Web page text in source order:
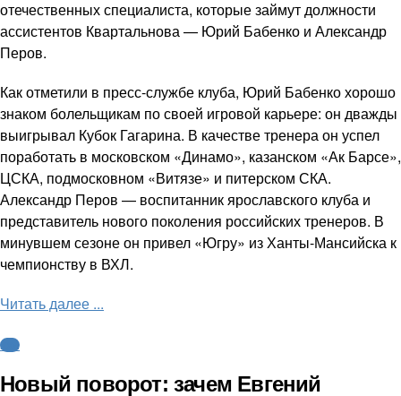
отечественных специалиста, которые займут должности
ассистентов Квартальнова — Юрий Бабенко и Александр
Перов.
Как отметили в пресс-службе клуба, Юрий Бабенко хорошо
знаком болельщикам по своей игровой карьере: он дважды
выигрывал Кубок Гагарина. В качестве тренера он успел
поработать в московском «Динамо», казанском «Ак Барсе»,
ЦСКА, подмосковном «Витязе» и питерском СКА.
Александр Перов — воспитанник ярославского клуба и
представитель нового поколения российских тренеров. В
минувшем сезоне он привел «Югру» из Ханты-Мансийска к
чемпионству в ВХЛ.
Читать далее ...
КХЛ
Новый поворот: зачем Евгений